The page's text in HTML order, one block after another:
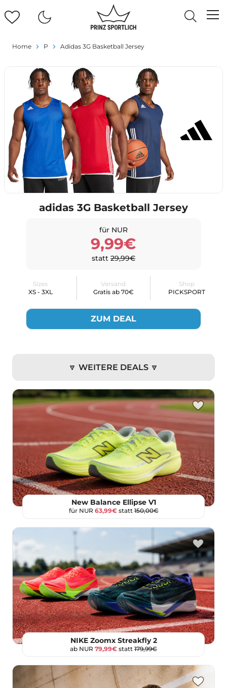
Home P Adidas 3G Basketball Jersey
adidas 3G Basketball Jersey
für NUR
9,99€
statt 29,99€
Sizes
XS - 3XL
Versand
Gratis ab 70€
Shop
PICKSPORT
ZUM DEAL
🔽 WEITERE DEALS 🔽
New Balance Ellipse V1
für NUR 63,99€statt150,00€
NIKE Zoomx Streakfly 2
ab NUR 79,99€ statt 179,99€